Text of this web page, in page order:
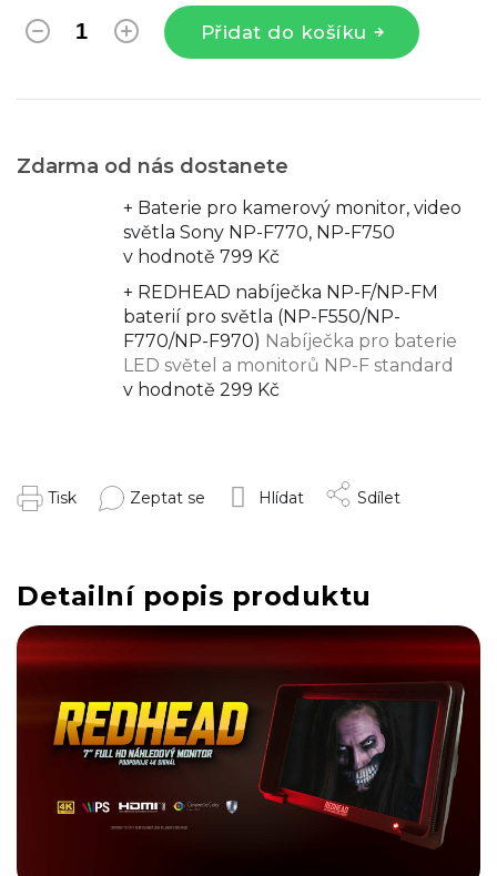
Přidat do košíku
Zdarma od nás dostanete
+ Baterie pro kamerový monitor, video
světla Sony NP-F770, NP-F750
v hodnotě 799 Kč
+ REDHEAD nabíječka NP-F/NP-FM
baterií pro světla (NP-F550/NP-
F770/NP-F970) Nabíječka pro baterie
LED světel a monitorů NP-F standard
v hodnotě 299 Kč
Tisk Zeptat se Hlídat Sdílet
Detailní popis produktu